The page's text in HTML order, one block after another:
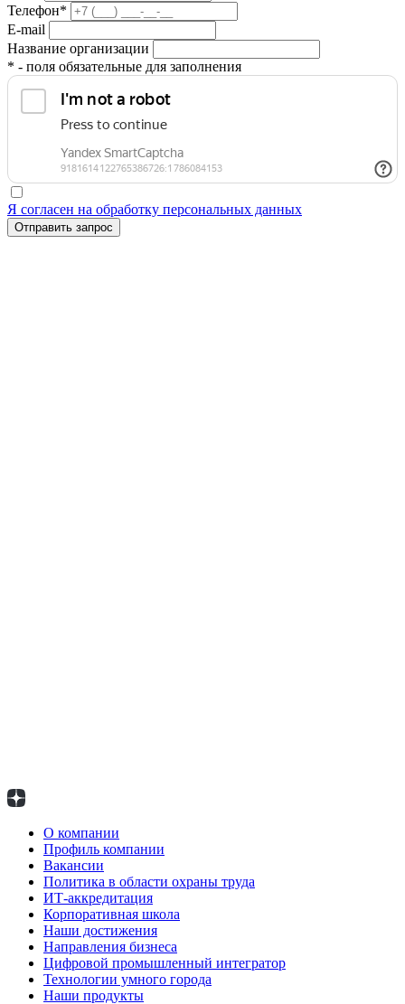
Телефон*
E-mail
Название организации
* - поля обязательные для заполнения
Я согласен на обработку персональных данных
Отправить запрос
О компании
Профиль компании
Вакансии
Политика в области охраны труда
ИТ-аккредитация
Корпоративная школа
Наши достижения
Направления бизнеса
Цифровой промышленный интегратор
Технологии умного города
Наши продукты